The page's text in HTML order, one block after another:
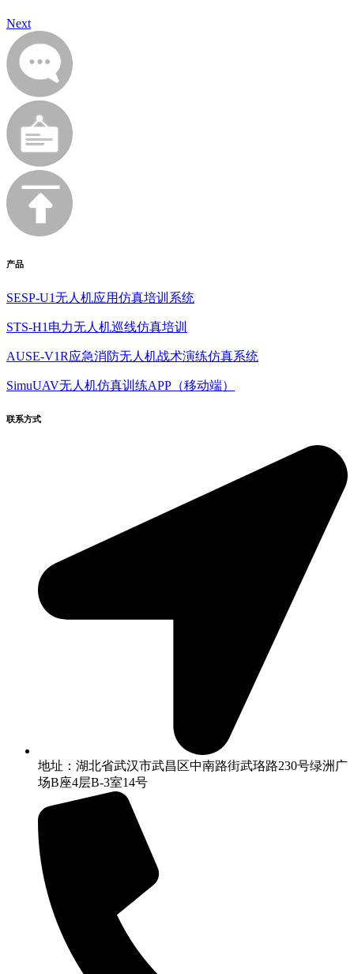
Next
产品
SESP-U1无人机应用仿真培训系统
STS-H1电力无人机巡线仿真培训
AUSE-V1R应急消防无人机战术演练仿真系统
SimuUAV无人机仿真训练APP（移动端）
联系方式
地址：湖北省武汉市武昌区中南路街武珞路230号绿洲广
场B座4层B-3室14号